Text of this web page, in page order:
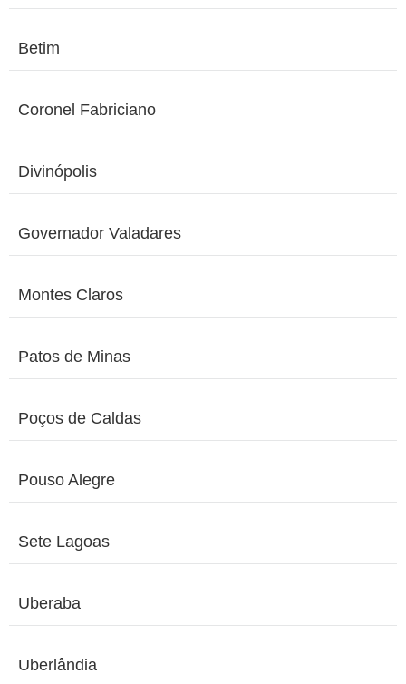
Betim
Coronel Fabriciano
Divinópolis
Governador Valadares
Montes Claros
Patos de Minas
Poços de Caldas
Pouso Alegre
Sete Lagoas
Uberaba
Uberlândia